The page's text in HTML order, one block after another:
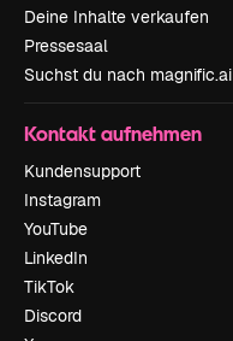
Deine Inhalte verkaufen
Pressesaal
Suchst du nach magnific.ai
Kontakt aufnehmen
Kundensupport
Instagram
YouTube
LinkedIn
TikTok
Discord